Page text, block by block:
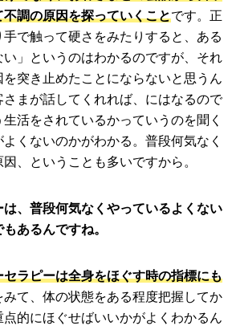
調の原因を探っていくことです。正
で触って硬さをみたりすると、ある
」というのはわかるのですが、それ
突き止めたことにならないと思うん
まが話してくれれば、にはなるので
活をされているかっていうのを聞く
くないのかがわかる。普段何気なく
、ということも多いですから。
、普段何気なくやっているよくない
あるんですね。
セラピーは全身をほぐす時の指標にも
みて、体の状態をある程度把握してか
的にほぐせばいいかがよくわかるん